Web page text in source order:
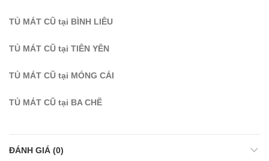
TỦ MÁT CŨ tại BÌNH LIÊU
TỦ MÁT CŨ tại TIÊN YÊN
TỦ MÁT CŨ tại MÓNG CÁI
TỦ MÁT CŨ tại BA CHẼ
ĐÁNH GIÁ (0)